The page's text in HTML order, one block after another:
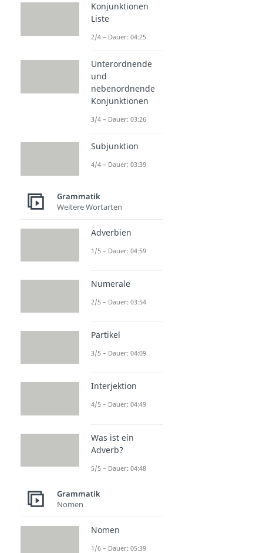
Konjunktionen
Liste
2/4 – Dauer: 04:25
Unterordnende
und
nebenordnende
Konjunktionen
3/4 – Dauer: 03:26
Subjunktion
4/4 – Dauer: 03:39
Grammatik
Weitere Wortarten
Adverbien
1/5 – Dauer: 04:59
Numerale
2/5 – Dauer: 03:54
Partikel
3/5 – Dauer: 04:09
Interjektion
4/5 – Dauer: 04:49
Was ist ein
Adverb?
5/5 – Dauer: 04:48
Grammatik
Nomen
Nomen
1/6 – Dauer: 05:39